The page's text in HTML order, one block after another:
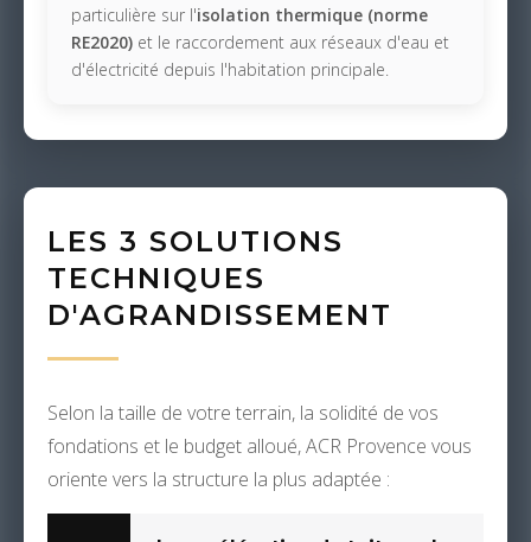
particulière sur l'isolation thermique (norme
RE2020) et le raccordement aux réseaux d'eau et
d'électricité depuis l'habitation principale.
LES 3 SOLUTIONS
TECHNIQUES
D'AGRANDISSEMENT
Selon la taille de votre terrain, la solidité de vos
fondations et le budget alloué, ACR Provence vous
oriente vers la structure la plus adaptée :